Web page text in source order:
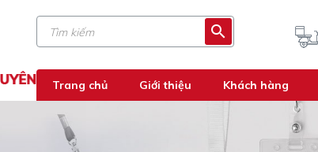
Trang chủ Giới thiệu Khách hàng